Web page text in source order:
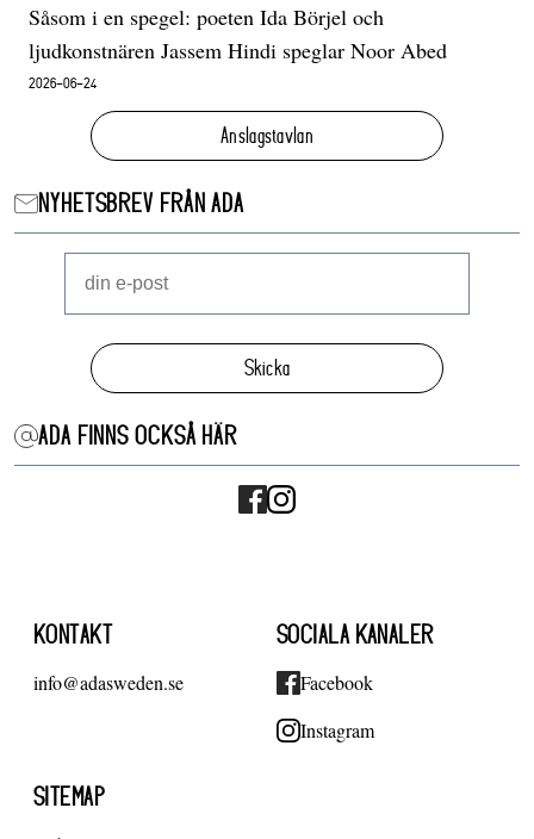
Såsom i en spegel: poeten Ida Börjel och
ljudkonstnären Jassem Hindi speglar Noor Abed
2026-06-24
Anslagstavlan
NYHETSBREV FRÅN ADA
Skicka
ADA FINNS OCKSÅ HÄR
KONTAKT
info@adasweden.se
SOCIALA KANALER
Facebook
Instagram
SITEMAP